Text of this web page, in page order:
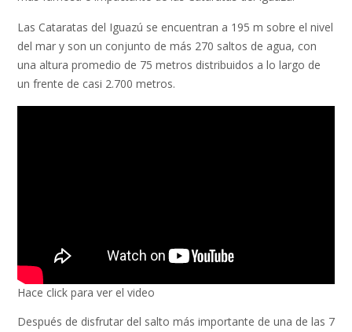
Las Cataratas del Iguazú se encuentran a 195 m sobre el nivel
del mar y son un conjunto de más 270 saltos de agua, con
una altura promedio de 75 metros distribuidos a lo largo de
un frente de casi 2.700 metros.
Hace click para ver el video
Después de disfrutar del salto más importante de una de las 7